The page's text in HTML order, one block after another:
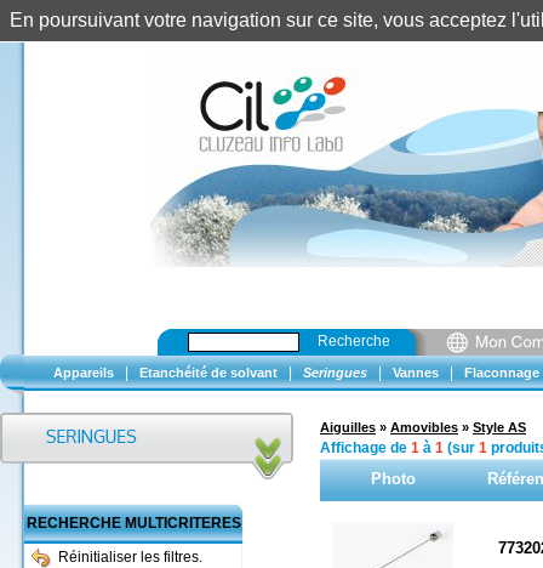
Recherche
Appareils Etanchéité de solvant Seringues Vannes Flaconnage
RECHERCHE MULTICRITERES
Réinitialiser les filtres.
Aiguilles » Amovibles » Style AS
Affichage de 1 à 1 (sur 1
Photo
En poursuivant votre navigation sur ce site, vous acceptez